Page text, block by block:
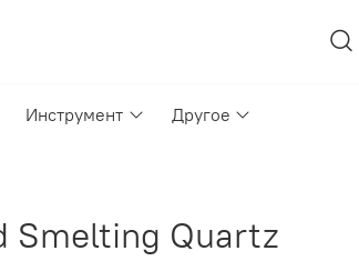
Инструмент Другое
Smelting Quartz